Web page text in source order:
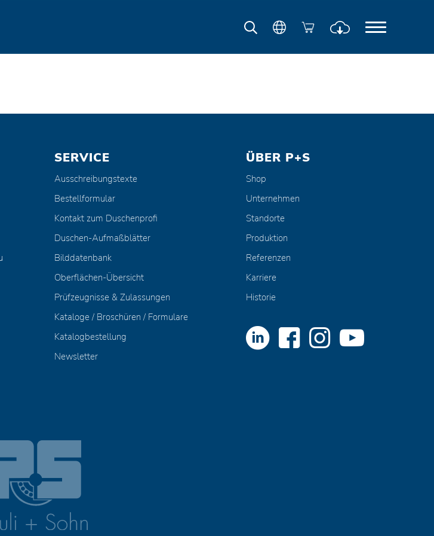
SERVICE
Ausschreibungstexte
Bestellformular
Kontakt zum Duschenprofi
Duschen-Aufmaßblätter
Bilddatenbank
Oberflächen-Übersicht
Prüfzeugnisse & Zulassungen
Kataloge / Broschüren / Formulare
Katalogbestellung
Newsletter
ÜBER P+S
Shop
Unternehmen
Standorte
Produktion
Referenzen
Karriere
Historie